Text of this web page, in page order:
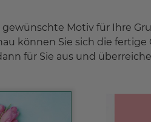
gewünschte Motiv für Ihre
können Sie sich die
für Sie aus und